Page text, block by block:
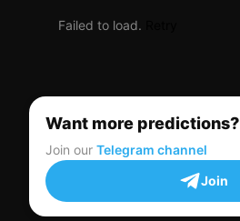
Failed to load.
Want more predictions?
Join our Telegram channel
Join